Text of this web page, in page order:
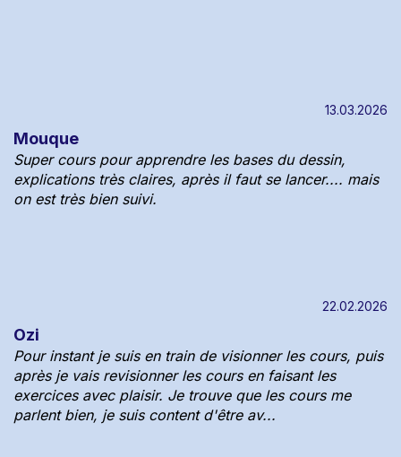
13.03.2026
Mouque
Super cours pour apprendre les bases du dessin,
explications très claires, après il faut se lancer.... mais
on est très bien suivi.
22.02.2026
Ozi
Pour instant je suis en train de visionner les cours, puis
après je vais revisionner les cours en faisant les
exercices avec plaisir. Je trouve que les cours me
parlent bien, je suis content d'être av...